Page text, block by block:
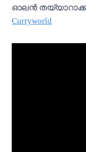
ഓലൻ തയ്യാറാക്കി
Curryworld